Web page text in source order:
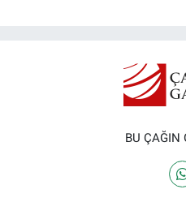
BU ÇAĞIN